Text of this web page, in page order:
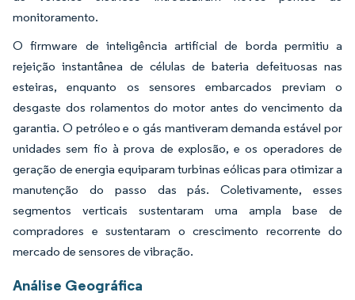
monitoramento.
O firmware de inteligência artificial de borda permitiu a
rejeição instantânea de células de bateria defeituosas nas
esteiras, enquanto os sensores embarcados previam o
desgaste dos rolamentos do motor antes do vencimento da
garantia. O petróleo e o gás mantiveram demanda estável por
unidades sem fio à prova de explosão, e os operadores de
geração de energia equiparam turbinas eólicas para otimizar a
manutenção do passo das pás. Coletivamente, esses
segmentos verticais sustentaram uma ampla base de
compradores e sustentaram o crescimento recorrente do
mercado de sensores de vibração.
Análise Geográfica